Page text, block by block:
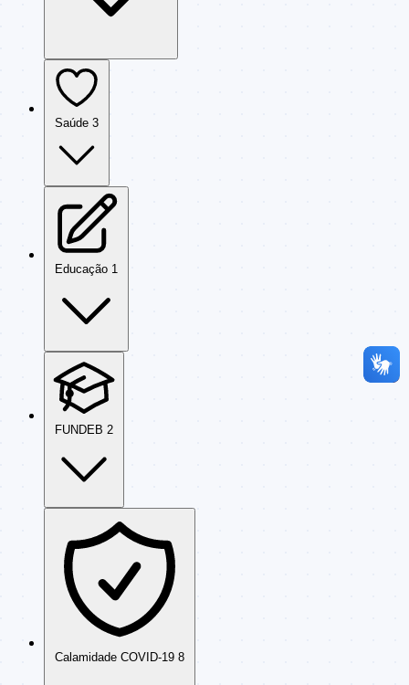
Saúde 3
Educação 1
FUNDEB 2
Calamidade COVID-19 8